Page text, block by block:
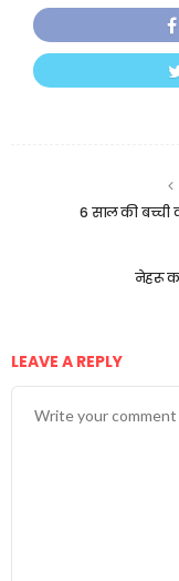
6 साल की
नेहरू
LEAVE A REPLY